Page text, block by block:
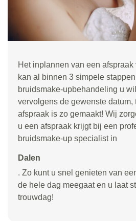
Het inplannen van een
kan al binnen 3 simpele
bruidsmake-upbehandeling u
vervolgens de gewenste
afspraak is zo gemaakt! Wij
u een afspraak krijgt bij een
bruidsmake-up specialist in
Dalen
. Zo kunt u snel genieten van
de hele dag meegaat en u laat
trouwdag!